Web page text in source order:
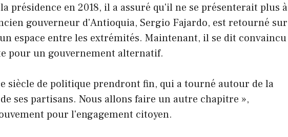
présidence en 2018, il a assuré qu'il ne se présenterait plus à
gouverneur d'Antioquia, Sergio Fajardo, est retourné sur
espace entre les extrémités. Maintenant, il se dit convaincu
pour un gouvernement alternatif.
siècle de politique prendront fin, qui a tourné autour de la
ses partisans. Nous allons faire un autre chapitre »,
pour l'engagement citoyen.